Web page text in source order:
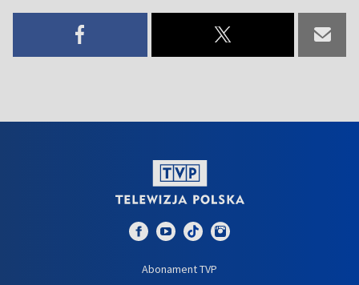
Abonament TVP